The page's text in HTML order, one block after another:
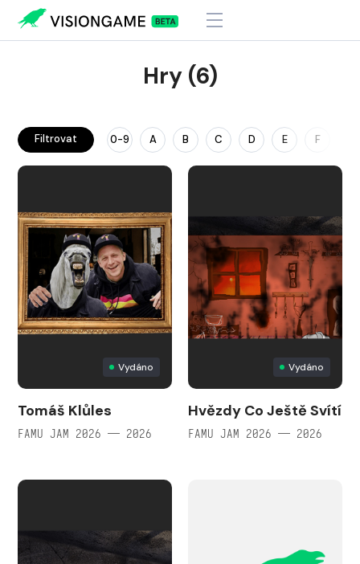
Hry (6)
Filtrovat 0-9 A B C D E F
Vydáno
Tomáš Klůles
FAMU JAM 2026 — 2026
Vydáno
Hvězdy Co Ještě Svítí
FAMU JAM 2026 — 2026